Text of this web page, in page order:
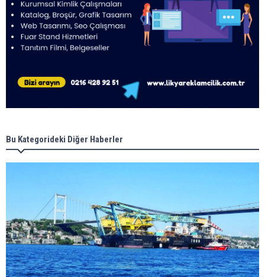
Bu Kategorideki Diğer Haberler